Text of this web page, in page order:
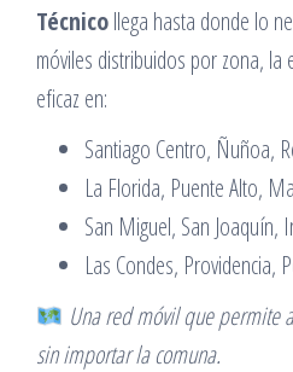
Técnicollega hasta donde lo
móviles distribuidos por zona, la
eficaz en:
Santiago Centro, Ñuñoa,
La Florida, Puente Alto,
San Miguel, San Joaquín,
Las Condes, Providencia,
Una red móvil que permite
sin importar la comuna.